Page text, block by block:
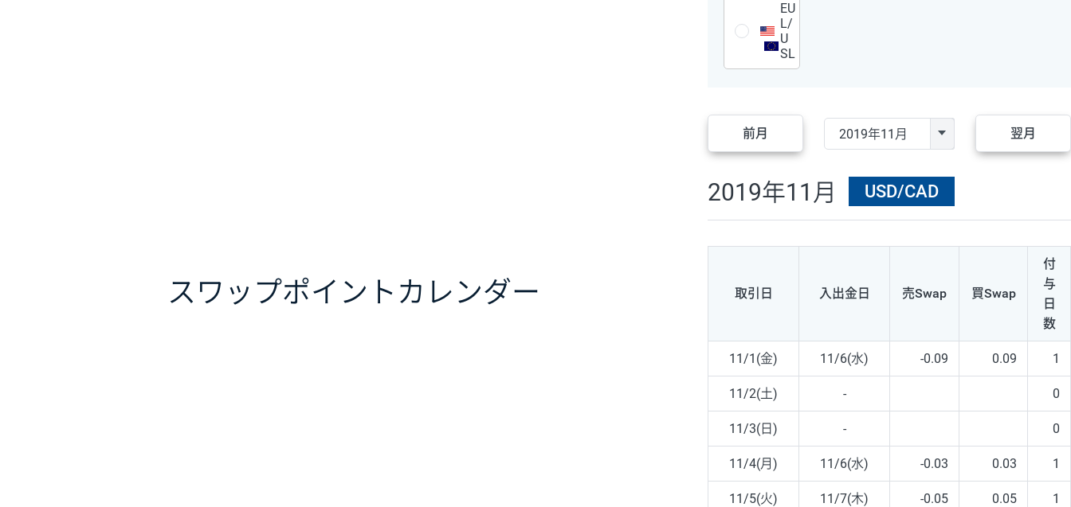
スワップポイント カレンダー
EU
L/
U
SL
前月 翌月
2019年11月 USD/CAD
取引日 入出金日 売Swap 買Swap
付
与
日
数
11/1(金) 11/6(水) -0.09 0.09 1
11/2(土) - 0
11/3(日) - 0
11/4(月) 11/6(水) -0.03 0.03 1
11/5(火) 11/7(木) -0.05 0.05 1